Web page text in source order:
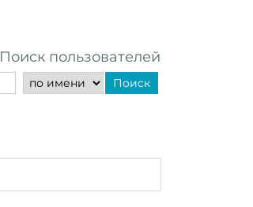
Поиск пользователей
Поиск